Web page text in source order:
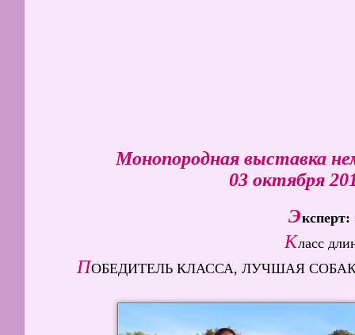
Монопородная выставка
03 октября
Эксперт:
Класс
ПОБЕДИТЕЛЬ КЛАССА, ЛУЧШАЯ СОБАКА